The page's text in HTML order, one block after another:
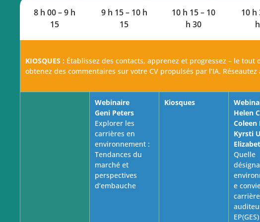
8 h 00 – 9 h
15
9 h 15 – 10 h
15
10 h 15 – 10
h 30
10 h
KIOSQUES : Établissez des contacts, apprenez et progressez – le
obtenez des commentaires sur votre CV propulsés par l’IA.
Webinaire
Geni Peters
Explorer les
carrières en
environnement :
Tendances du
marché et
perspectives
d’embauche
Kiosques
Helen
Coleen
Kyrsti
Quelle
e
carrière